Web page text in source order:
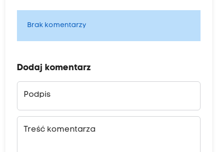
Brak komentarzy
Dodaj komentarz
Podpis
Treść komentarza